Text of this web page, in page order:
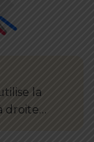
la
droite…